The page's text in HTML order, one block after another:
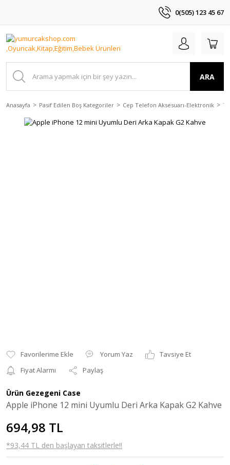
0(505) 123 45 67
ARA
Anasayfa Pasif Edilen Boş Kategoriler Cep Telefon Aksesuarı-Elektronik
Yorum Yaz
Tavsiye Et
Fiyat Alarmı
Paylaş
Ürün Gezegeni Case
Apple iPhone 12 mini Uyumlu Deri Arka Kapak G2 Kahve
694,98 TL
*93,44 TL den başlayan taksitlerle!!